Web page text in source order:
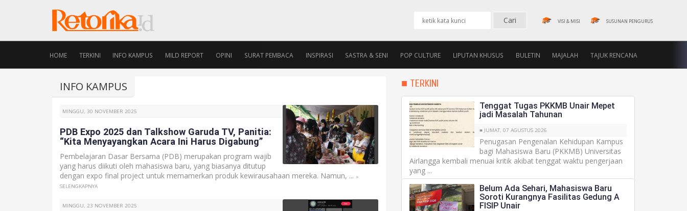
VISI & MISI SUSUNAN PENGURUS
HOME TERKINI INFO KAMPUS MILD REPORT OPINI SURAT PEMBACA INSPIRASI SASTRA & SENI POP CULTURE LIPUTAN KHUSUS BULETIN MAJALAH TAJUK RENCANA
INFO KAMPUS
MINGGU, 30 NOVEMBER 2025
PDB Expo 2025 dan Talkshow Garuda TV, Panitia:
“Kita Menyayangkan Acara Ini Harus Digabung”
Pembelajaran Dasar Bersama (PDB) merupakan program wajib
yang harus diikuti oleh mahasiswa baru, yang biasanya ditutup
dengan expo final project untuk memamerkan produk kewirausahaan mereka. Namun, ... »
SELENGKAPNYA
MINGGU, 23 NOVEMBER 2025
■ TERKINI
Tenggat Tugas PKKMB Unair Mepet
jadi Masalah Tahunan
■ JUMAT, 07 AGUSTUS 2026
Penugasan Pengenalan Kehidupan Kampus
bagi Mahasiswa Baru (PKKMB) Universitas
Airlangga kembali menuai kritik akibat tenggat waktu pengerjaan
yang ...
Belum Ada Sehari, Mahasiswa Baru
Soroti Kurangnya Fasilitas Gedung A
FISIP Unair